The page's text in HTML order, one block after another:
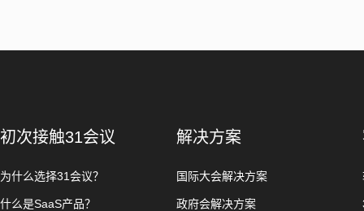
初次接触31会议
为什么选择31会议？
什么是SaaS产品？
解决方案
国际大会解决方案
政府会解决方案